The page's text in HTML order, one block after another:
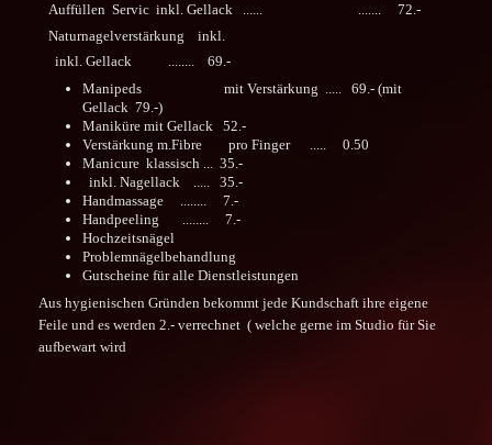
Auffüllen Servic inkl. Gellack ...... ....... 72.-
Naturnagelverstärkung inkl.
inkl. Gellack ........ 69.-
Manipeds mit Verstärkung ..... 69.- (mit
Gellack 79.-)
Maniküre mit Gellack 52.-
Verstärkung m.Fibre pro Finger ..... 0.50
Manicure klassisch ... 35.-
inkl. Nagellack ..... 35.-
Handmassage ........ 7.-
Handpeeling ........ 7.-
Hochzeitsnägel
Problemnägelbehandlung
Gutscheine für alle Dienstleistungen
Aus hygienischen Gründen bekommt jede Kundschaft ihre eigene
Feile und es werden 2.- verrechnet ( welche gerne im Studio für Sie
aufbewart wird